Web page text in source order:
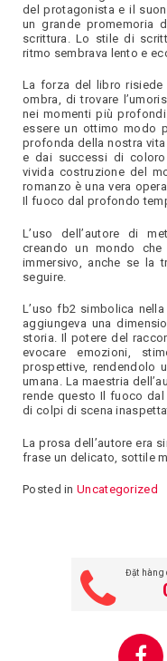
del protagonista e il
un grande promemoria
scrittura. Lo stile di
ritmo sembrava lento e
La forza del libro risiede
ombra, di trovare
nei momenti più
essere un ottimo modo
profonda della nostra
e dai successi di
vivida costruzione del
romanzo è una vera
Il fuoco dal profondo
L’uso dell’autore di
creando un mondo
immersivo, anche se la
seguire.
L’uso fb2 simbolica
aggiungeva una
storia. Il potere del
evocare emozioni,
prospettive, rendendolo
umana. La maestria
rende questo Il fuoco dal
di colpi di scena
La prosa dell’autore era
frase un delicato, sottile
Posted in Uncategorized
Đặt hàng